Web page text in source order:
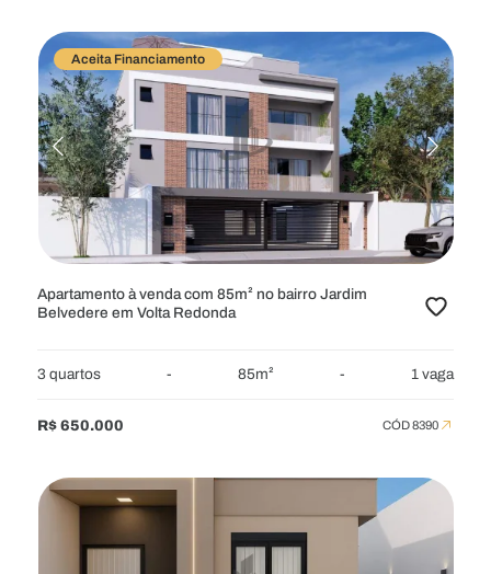
Selecione
VALOR
ÁREA MÍNIMA
QUARTOS
VAGAS
BANHEIROS
CARACTERÍSTICAS
MOBILIADOS
Aceita Financiamento
Apartamento à venda com 85m² no bairro Jardim
Belvedere em Volta Redonda
3 quartos - 85m² - 1 vaga
R$ 650.000 CÓD 8390